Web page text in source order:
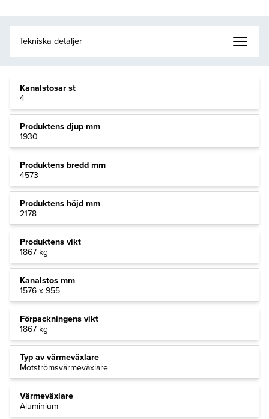
Kanalstosar st
4
Produktens djup mm
1930
Produktens bredd mm
4573
Produktens höjd mm
2178
Produktens vikt
1867 kg
Kanalstos mm
1576 x 955
Förpackningens vikt
1867 kg
Typ av värmeväxlare
Motströmsvärmeväxlare
Värmeväxlare
Aluminium